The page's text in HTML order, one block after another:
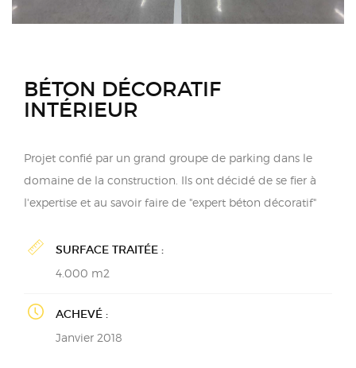
BÉTON DÉCORATIF
INTÉRIEUR
Projet confié par un grand groupe de parking dans le
domaine de la construction. Ils ont décidé de se fier à
l'expertise et au savoir faire de "expert béton décoratif"
SURFACE TRAITÉE :
4.000 m2
ACHEVÉ :
Janvier 2018